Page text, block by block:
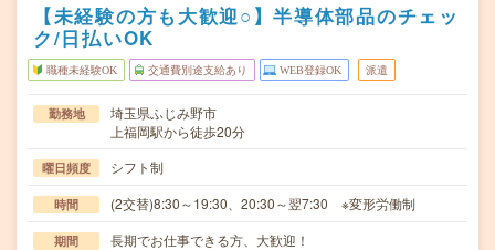
【未経験の方も大歓迎○】半導体部品のチェッ
ク/日払いOK
職種未経験OK 交通費別途支給あり WEB登録OK 派遣
勤務地
埼玉県ふじみ野市
上福岡駅から徒歩20分
曜日頻度 シフト制
時間 (2交替)8:30～19:30、20:30～翌7:30 ※変形労働制
期間 長期でお仕事できる方、大歓迎！